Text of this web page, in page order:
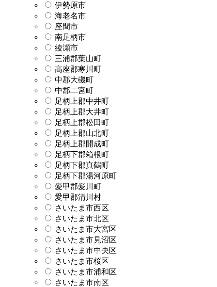
伊勢原市
海老名市
座間市
南足柄市
綾瀬市
三浦郡葉山町
高座郡寒川町
中郡大磯町
中郡二宮町
足柄上郡中井町
足柄上郡大井町
足柄上郡松田町
足柄上郡山北町
足柄上郡開成町
足柄下郡箱根町
足柄下郡真鶴町
足柄下郡湯河原町
愛甲郡愛川町
愛甲郡清川村
さいたま市西区
さいたま市北区
さいたま市大宮区
さいたま市見沼区
さいたま市中央区
さいたま市桜区
さいたま市浦和区
さいたま市南区